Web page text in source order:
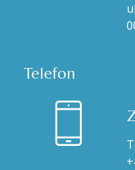
Telefon